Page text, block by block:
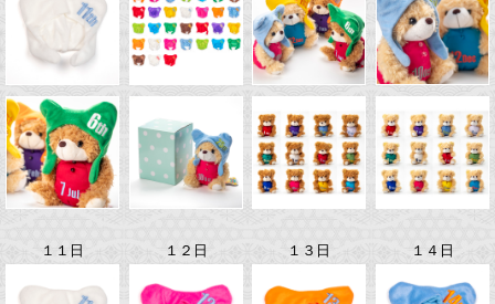
１１日 １２日 １３日 １４日